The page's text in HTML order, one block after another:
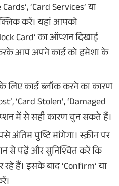
‘Card Services’ या
करें। यहां आपको
Card’ का ऑप्शन दिखाई
आप अपने कार्ड को हमेशा के
लिए कार्ड ब्लॉक करने का कारण
‘Card Stolen’, ‘Damaged
में से सही कारण चुन सकते हैं।
पुष्टि मांगेगा। स्क्रीन पर
से पढ़ें और सुनिश्चित करें कि
हैं। इसके बाद ‘Confirm’ या